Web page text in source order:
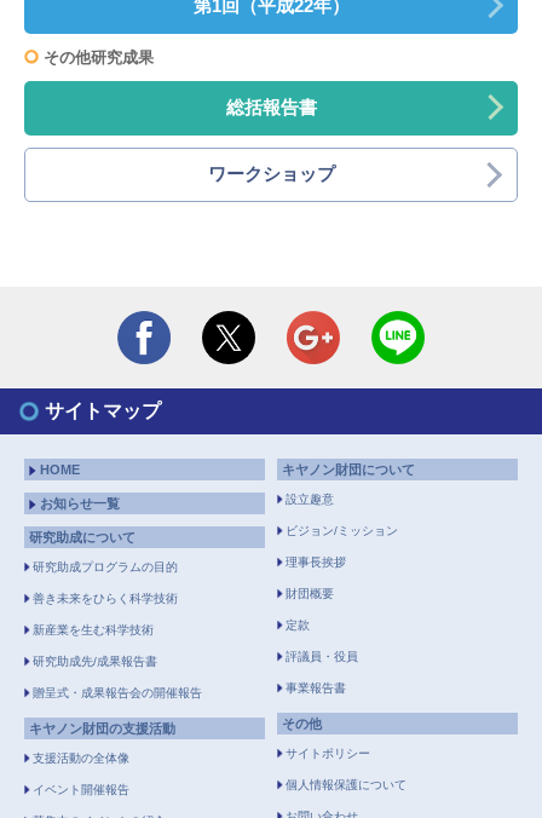
第1回（平成22年）
その他研究成果
総括報告書
ワークショップ
サイトマップ
HOME
お知らせ一覧
研究助成について
研究助成プログラムの目的
善き未来をひらく科学技術
新産業を生む科学技術
研究助成先/成果報告書
贈呈式・成果報告会の開催報告
キヤノン財団の支援活動
支援活動の全体像
イベント開催報告
キヤノン財団について
設立趣意
ビジョン/ミッション
理事長挨拶
財団概要
定款
評議員・役員
事業報告書
その他
サイトポリシー
個人情報保護について